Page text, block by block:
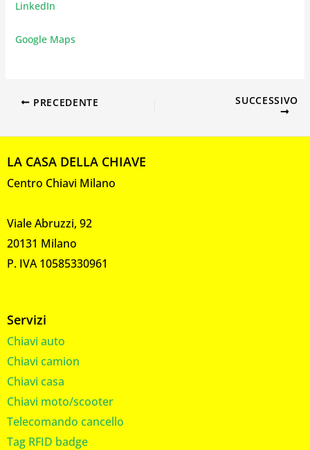
LinkedIn
Google Maps
PRECEDENTE SUCCESSIVO
LA CASA DELLA CHIAVE
Centro Chiavi Milano
Viale Abruzzi, 92
20131 Milano
P. IVA 10585330961
Servizi
Chiavi auto
Chiavi camion
Chiavi casa
Chiavi moto/scooter
Telecomando cancello
Tag RFID badge